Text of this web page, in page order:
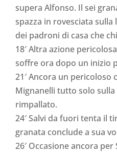
supera Alfonso. Il sei
spazza in rovesciata
dei padroni di casa che
18′ Altra azione
soffre ora dopo un inizio
21′ Ancora un pericoloso
Mignanelli tutto solo
rimpallato.
24′ Salvi da fuori tenta il
granata conclude a sua
26′ Occasione ancora